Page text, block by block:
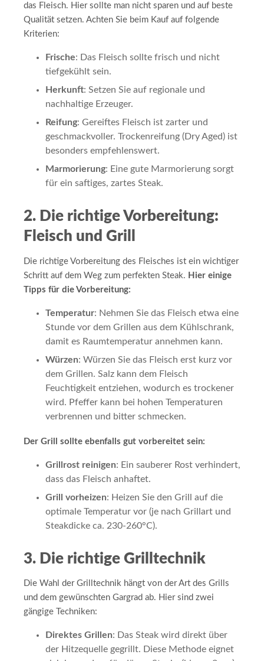
das Fleisch. Hier sollte man nicht sparen und auf beste
Qualität setzen. Achten Sie beim Kauf auf folgende
Kriterien:
Frische: Das Fleisch sollte frisch und nicht
tiefgekühlt sein.
Herkunft: Setzen Sie auf regionale und
nachhaltige Erzeuger.
Reifung: Gereiftes Fleisch ist zarter und
geschmackvoller. Trockenreifung (Dry Aged) ist
besonders empfehlenswert.
Marmorierung: Eine gute Marmorierung sorgt
für ein saftiges, zartes Steak.
2. Die richtige Vorbereitung:
Fleisch und Grill
Die richtige Vorbereitung des Fleisches ist ein wichtiger
Schritt auf dem Weg zum perfekten Steak. Hier einige
Tipps für die Vorbereitung:
Temperatur: Nehmen Sie das Fleisch etwa eine
Stunde vor dem Grillen aus dem Kühlschrank,
damit es Raumtemperatur annehmen kann.
Würzen: Würzen Sie das Fleisch erst kurz vor
dem Grillen. Salz kann dem Fleisch
Feuchtigkeit entziehen, wodurch es trockener
wird. Pfeffer kann bei hohen Temperaturen
verbrennen und bitter schmecken.
Der Grill sollte ebenfalls gut vorbereitet sein:
Grillrost reinigen: Ein sauberer Rost verhindert,
dass das Fleisch anhaftet.
Grill vorheizen: Heizen Sie den Grill auf die
optimale Temperatur vor (je nach Grillart und
Steakdicke ca. 230-260°C).
3. Die richtige Grilltechnik
Die Wahl der Grilltechnik hängt von der Art des Grills
und dem gewünschten Gargrad ab. Hier sind zwei
gängige Techniken:
Direktes Grillen: Das Steak wird direkt über
der Hitzequelle gegrillt. Diese Methode eignet